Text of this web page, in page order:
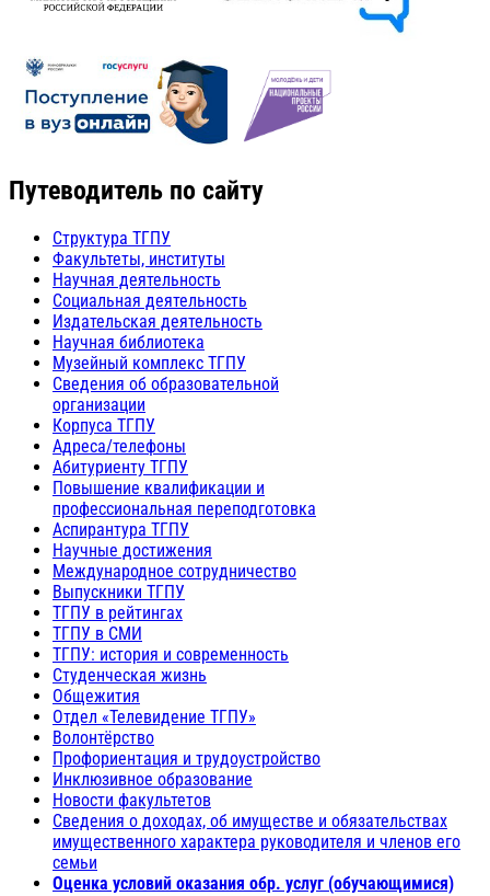
Путеводитель по сайту
Структура ТГПУ
Факультеты, институты
Научная деятельность
Социальная деятельность
Издательская деятельность
Научная библиотека
Музейный комплекс ТГПУ
Сведения об образовательной
организации
Корпуса ТГПУ
Адреса/телефоны
Абитуриенту ТГПУ
Повышение квалификации и
профессиональная переподготовка
Аспирантура ТГПУ
Научные достижения
Международное сотрудничество
Выпускники ТГПУ
ТГПУ в рейтингах
ТГПУ в СМИ
ТГПУ: история и современность
Студенческая жизнь
Общежития
Отдел «Телевидение ТГПУ»
Волонтёрство
Профориентация и трудоустройство
Инклюзивное образование
Новости факультетов
Сведения о доходах, об имуществе и обязательствах
имущественного характера руководителя и членов его
семьи
Оценка условий оказания обр. услуг (обучающимися)